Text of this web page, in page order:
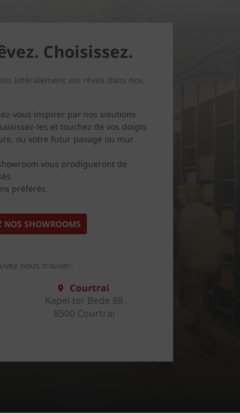
Choisissez.
littéralement vos rêves dans nos
vous inspirer par nos solutions
les et touchez de vos doigts
ou votre futur pavage ou mur
vous prodigueront de
préférés.
NOS SHOWROOMS
nous trouver:
Courtrai
Kapel ter Bede 88
8500 Courtrai